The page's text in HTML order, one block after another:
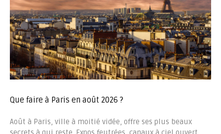
Que faire à Paris en août 2026 ?
Août à Paris, ville à moitié vidée, offre ses plus beaux